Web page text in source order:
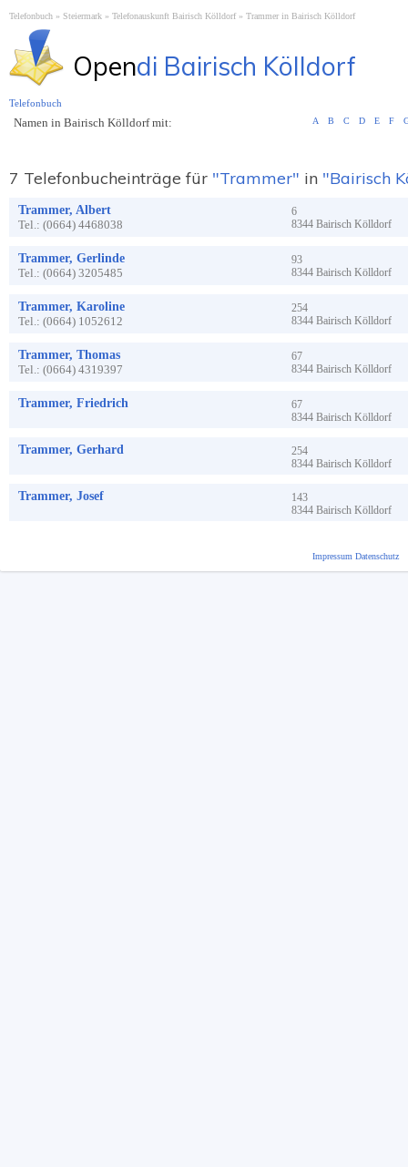
Telefonbuch Steiermark Telefonauskunft Bairisch Kölldorf Trammer in Bairisch Kölldorf
Opendi Bairisch Kölldorf
Namen in Bairisch Kölldorf mit: A B C D E F
7 Telefonbucheinträge für "Trammer" in "Bairisch
Trammer, Albert
Tel.: (0664) 4468038
6
8344 Bairisch Kölldorf
Trammer, Gerlinde
Tel.: (0664) 3205485
93
8344 Bairisch Kölldorf
Trammer, Karoline
Tel.: (0664) 1052612
254
8344 Bairisch Kölldorf
Trammer, Thomas
Tel.: (0664) 4319397
67
8344 Bairisch Kölldorf
Trammer, Friedrich
67
8344 Bairisch Kölldorf
Trammer, Gerhard
254
8344 Bairisch Kölldorf
Trammer, Josef
143
8344 Bairisch Kölldorf
Telefonbuch
Impressum Datenschutz